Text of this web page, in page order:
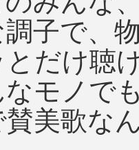
子で、
だけ聴
モノで
美歌な